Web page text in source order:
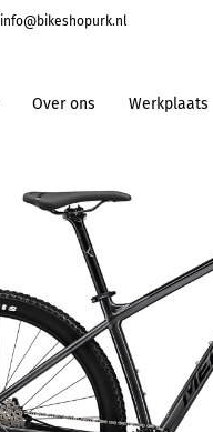
info@bikeshopurk.nl
Over ons Werkplaats